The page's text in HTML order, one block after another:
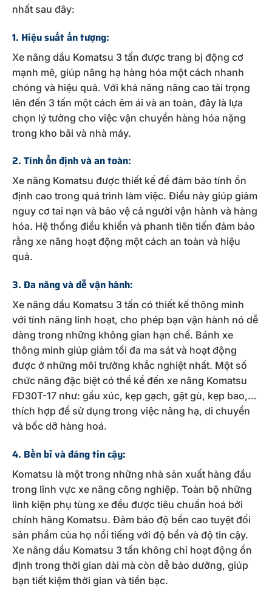
nhất sau đây:
1. Hiệu suất ấn tượng:
Xe nâng dầu Komatsu 3 tấn được trang bị động cơ
mạnh mẽ, giúp nâng hạ hàng hóa một cách nhanh
chóng và hiệu quả. Với khả năng nâng cao tải trọng
lên đến 3 tấn một cách êm ái và an toàn, đây là lựa
chọn lý tưởng cho việc vận chuyển hàng hóa nặng
trong kho bãi và nhà máy.
2. Tính ổn định và an toàn:
Xe nâng Komatsu được thiết kế để đảm bảo tính ổn
định cao trong quá trình làm việc. Điều này giúp giảm
nguy cơ tai nạn và bảo vệ cả người vận hành và hàng
hóa. Hệ thống điều khiển và phanh tiên tiến đảm bảo
rằng xe nâng hoạt động một cách an toàn và hiệu
quả.
3. Đa năng và dễ vận hành:
Xe nâng dầu Komatsu 3 tấn có thiết kế thông minh
với tính năng linh hoạt, cho phép bạn vận hành nó dễ
dàng trong những không gian hạn chế. Bánh xe
thông minh giúp giảm tối đa ma sát và hoạt động
được ở những môi trường khắc nghiệt nhất. Một số
chức năng đặc biệt có thể kể đến xe nâng Komatsu
FD30T-17 như: gầu xúc, kẹp gạch, gật gù, kẹp bao,…
thích hợp để sử dụng trong việc nâng hạ, di chuyển
và bốc dỡ hàng hoá.
4. Bền bỉ và đáng tin cậy:
Komatsu là một trong những nhà sản xuất hàng đầu
trong lĩnh vực xe nâng công nghiệp. Toàn bộ những
linh kiện phụ tùng xe đều được tiêu chuẩn hoá bởi
chính hãng Komatsu. Đảm bảo độ bền cao tuyệt đối
sản phẩm của họ nổi tiếng với độ bền và độ tin cậy.
Xe nâng dầu Komatsu 3 tấn không chỉ hoạt động ổn
định trong thời gian dài mà còn dễ bảo dưỡng, giúp
bạn tiết kiệm thời gian và tiền bạc.